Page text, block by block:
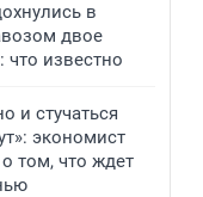
в
двое
что известно
и стучаться
экономист
том, что ждет